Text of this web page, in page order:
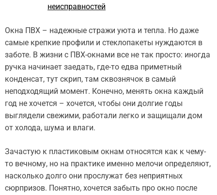
неисправностей
Окна ПВХ – надежные стражи уюта и тепла. Но даже
самые крепкие профили и стеклопакеты нуждаются в
заботе. В жизни с ПВХ-окнами все не так просто: иногда
ручка начинает заедать, где-то едва приметный
конденсат, тут скрип, там сквознячок в самый
неподходящий момент. Конечно, менять окна каждый
год не хочется – хочется, чтобы они долгие годы
выглядели свежими, работали легко и защищали дом
от холода, шума и влаги.
Зачастую к пластиковым окнам относятся как к чему-
то вечному, но на практике именно мелочи определяют,
насколько долго они прослужат без неприятных
сюрпризов. Понятно, хочется забыть про окно после